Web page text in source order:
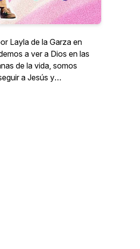
Layla de la Garza en
a ver a Dios en las
de la vida, somos
a Jesús y
en el proceso.